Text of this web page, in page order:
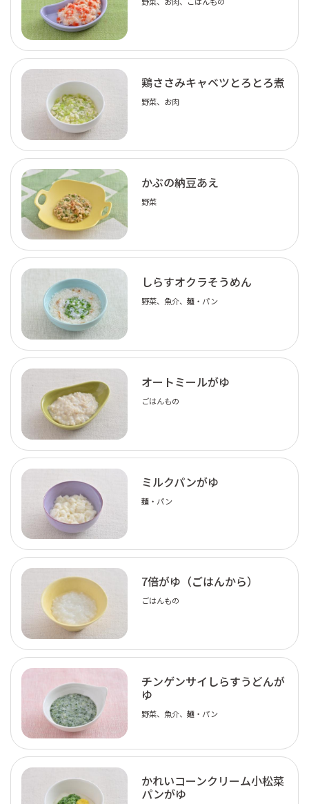
鶏ささみキャベツとろとろ煮
野菜、お肉
かぶの納豆あえ
野菜
しらすオクラそうめん
野菜、魚介、麺・パン
オートミールがゆ
ごはんもの
ミルクパンがゆ
麺・パン
7倍がゆ（ごはんから）
ごはんもの
チンゲンサイしらすうどんが
ゆ
野菜、魚介、麺・パン
かれいコーンクリーム小松菜
パンがゆ